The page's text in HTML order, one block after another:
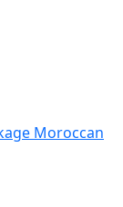
Moroccan